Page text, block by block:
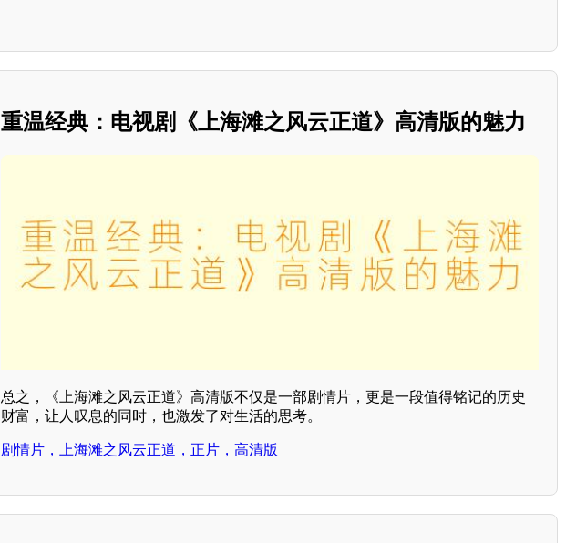
重温经典：电视剧《上海滩之风云正道》高清版的魅力
总之，《上海滩之风云正道》高清版不仅是一部剧情片，更是一段值得铭记的历史
财富，让人叹息的同时，也激发了对生活的思考。
剧情片，上海滩之风云正道，正片，高清版